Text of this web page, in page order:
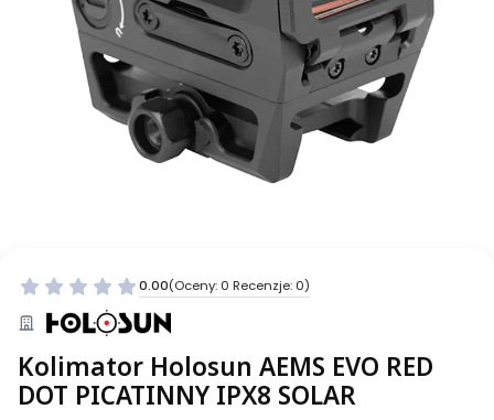
0.00(Oceny: 0 Recenzje: 0)
Kolimator Holosun AEMS EVO RED
DOT PICATINNY IPX8 SOLAR